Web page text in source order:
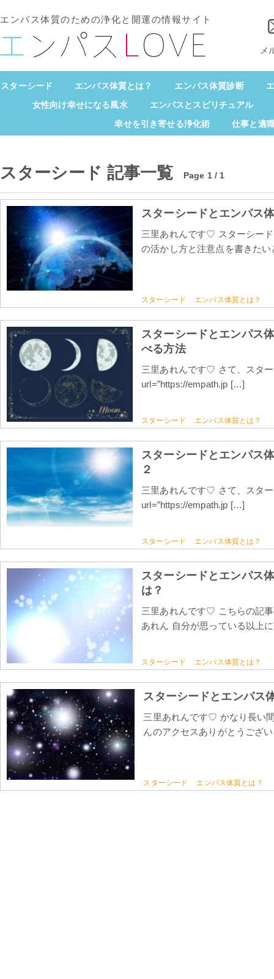
エンパス体質のための浄化と開運の情報サイト
メ
スターシード エンパス体質とは？ エンパス体質診断
女性向け幸せになる風水
エンパスとスピリチュアル
幸せを引き寄せる浄化術
仕事と適
スターシード 記事一覧 Page 1 / 1
スターシードとエンパス
三里あれんです♡ スターシー
の活かし方と注意点を書きた
スターシード エンパス体質とは？
スターシードとエンパス
べる方法
三里あれんです♡ さて、スタ
url=”https://empath.jp […]
スターシード エンパス体質とは？
スターシードとエンパス
２
三里あれんです♡ さて、スタ
url=”https://empath.jp […]
スターシード エンパス体質とは？
スターシードとエンパス
は？
三里あれんです♡ こちらの記
あれん 自分が思っている以上
スターシード エンパス体質とは？
スターシードとエンパス
三里あれんです♡ かなり長い
んのアクセスありがとうござ
スターシード エンパス体質とは？